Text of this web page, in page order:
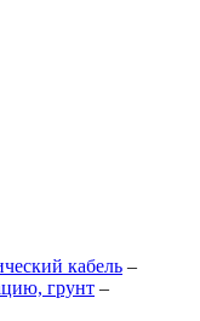
кабель –
грунт –